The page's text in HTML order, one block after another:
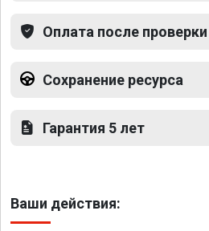
Оплата после проверки
Сохранение ресурса
Гарантия 5 лет
Ваши действия: